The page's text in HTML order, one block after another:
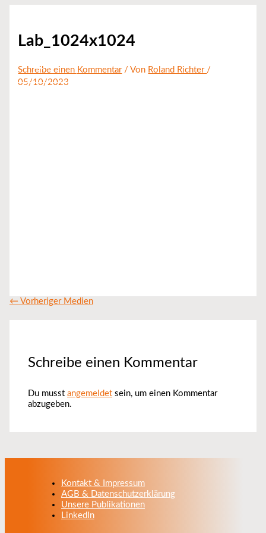
Lab_1024x1024
Schreibe einen Kommentar / Von Roland Richter /
05/10/2023
← Vorheriger Medien
Schreibe einen Kommentar
Du musstangemeldet sein, um einen Kommentar
abzugeben.
Kontakt & Impressum
AGB & Datenschutzerklärung
Unsere Publikationen
LinkedIn